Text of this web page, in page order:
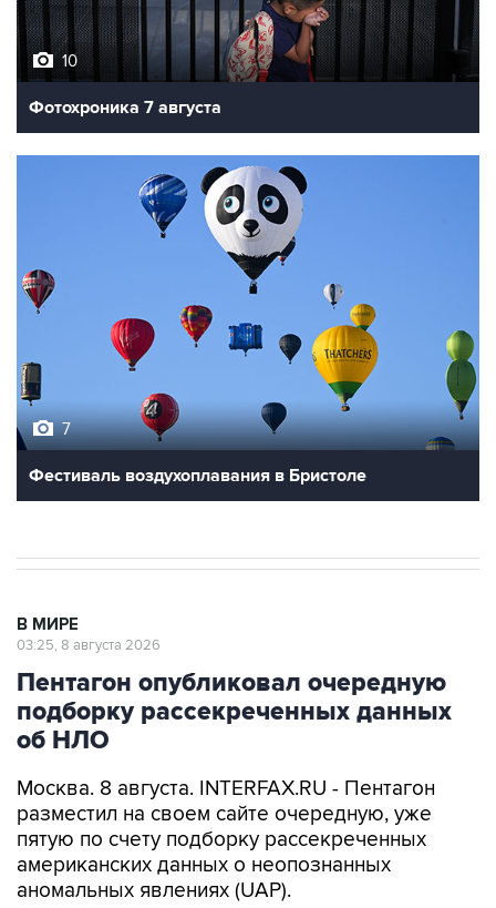
10
Фотохроника 7 августа
7
Фестиваль воздухоплавания в Бристоле
В МИРЕ
03:25, 8 августа 2026
Пентагон опубликовал очередную
подборку рассекреченных данных
об НЛО
Москва. 8 августа. INTERFAX.RU - Пентагон
разместил на своем сайте очередную, уже
пятую по счету подборку рассекреченных
американских данных о неопознанных
аномальных явлениях (UAP).